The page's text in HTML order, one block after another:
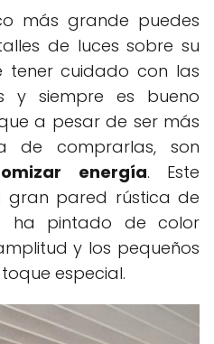
más grande puedes
de luces sobre su
tener cuidado con las
y siempre es bueno
a pesar de ser más
de comprarlas, son
energía. Este
gran pared rústica de
ha pintado de color
y los pequeños
especial.